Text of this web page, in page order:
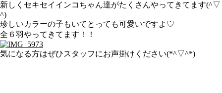
新しくセキセイインコちゃん達がたくさんやってきてます(^▽
^)
珍しいカラーの子もいてとっても可愛いですよ♡
全６羽やってきてます！！
気になる方はぜひスタッフにお声掛けください(*^▽^*)